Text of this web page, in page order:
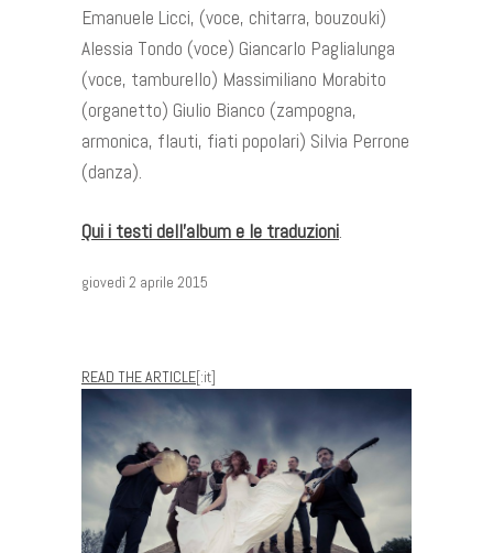
Emanuele Licci, (voce, chitarra, bouzouki)
Alessia Tondo (voce) Giancarlo Paglialunga
(voce, tamburello) Massimiliano Morabito
(organetto) Giulio Bianco (zampogna,
armonica, flauti, fiati popolari) Silvia Perrone
(danza).
Qui i testi dell’album e le traduzioni.
giovedì 2 aprile 2015
READ THE ARTICLE[:it]